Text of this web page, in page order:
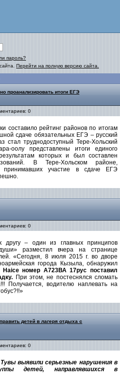
пароль?
Перейти на полную версию сайта.
проанализировать итоги ЕГЭ
0
составило рейтинг районов по итогам
сдаче обязательных ЕГЭ – русский
стал труднодоступный Тере-Хольский
оолу представлены итоги единого
которых и был составлен
В Тере-Хольском районе,
принимавших участие в сдаче ЕГЭ
0
другу – один из главных принципов
разместил вчера на странице
«Сегодня, 8 июля 2015 г. во дворе
города Кызыла, обнаружил
номер А723ВА 17рус поставил
При этом, не постеснялся сломать
Получается, водителю наплевать на
детей в лагеря отдыха с
0
выявили серьезные нарушения в
детей, направлявшихся в